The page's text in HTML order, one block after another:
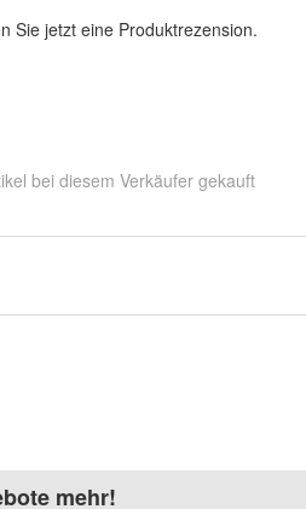
Sie jetzt eine Produktrezension.
bei diesem Verkäufer gekauft
mehr!